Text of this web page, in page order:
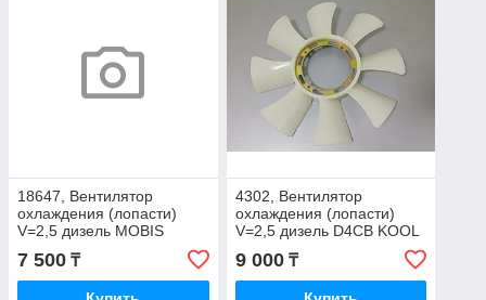
18647, Вентилятор
охлаждения (лопасти)
V=2,5 дизель MOBIS
7 500 ₸
4302, Вентилятор
охлаждения (лопасти)
V=2,5 дизель D4CB KOOL
9 000₸